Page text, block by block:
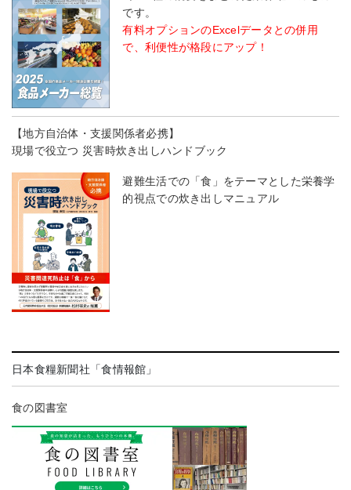
です。
有料オプションのExcelデータとの併用
で、利便性が格段にアップ！
【地方自治体・支援関係者必携】
現場で役立つ 災害時炊き出しハンドブック
避難生活での「食」をテーマとした栄養学
的視点での炊き出しマニュアル
日本食糧新聞社「食情報館」
食の図書室